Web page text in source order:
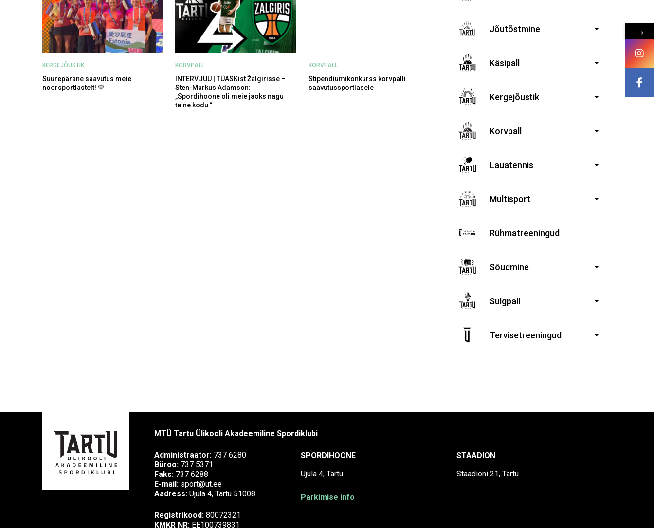
KERGEJÕUSTIK
Suurepärane saavutus meie
noorsportlastelt! 💙
KORVPALL
INTERVJUU | TÜASKist Žalgirisse –
Sten-Markus Adamson:
„Spordihoone oli meie jaoks nagu
teine kodu.“
KORVPALL
Stipendiumikonkurss korvpalli
saavutussportlasele
vanematele poistele ja tüdrukutele
Jõutõstmine
poistele ja tüdrukutele
Käsipall
Kergejõustik
Korvpall
Lauatennis
poistele ja tüdrukutele
Multisport
Rühmatreeningud
Sõudmine
poistele ja tüdrukutele
Sulgpall
ja tüdrukuteleTervisetreeningud
MTÜ Tartu Ülikooli Akadeemiline Spordiklubi
Administraator: 737 6280
Büroo: 737 5371
Faks: 737 6288
E-mail: sport@ut.ee
Aadress: Ujula 4, Tartu 51008
Registrikood: 80072321
KMKR NR: EE100739831
SPORDIHOONE
Ujula 4, Tartu
Parkimise info
STAADION
Staadioni 21, Tartu
→